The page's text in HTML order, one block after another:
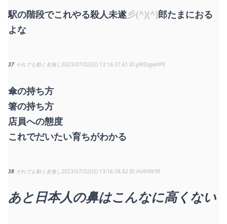
駅の階段でこれやる殺人未遂彡(^)(^)郎たまにおる
よな
37 それでも動く名無し2023/07/02(日) 13:16:37.61 gWDsgwHP0
傘の持ち方
箸の持ち方
店員への態度
これでだいたい育ちがわかる
38 それでも動く名無し2023/07/02(日) 13:16:38.82 iFeXhNVY0
あと日本人の鼻はこんなに高くない